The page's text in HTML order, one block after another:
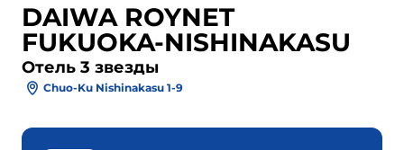
DAIWA ROYNET
FUKUOKA-NISHINAKASU
Отель 3 звезды
Chuo-Ku Nishinakasu 1-9